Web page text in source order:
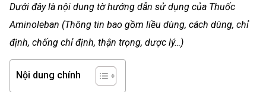
Dưới đây là nội dung tờ hướng dẫn sử dụng của Thuốc
Aminoleban (Thông tin bao gồm liều dùng, cách dùng, chỉ
định, chống chỉ định, thận trọng, dược lý…)
Nội dung chính